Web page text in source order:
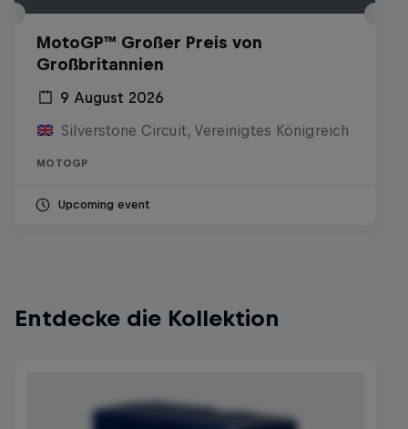
MotoGP™ Großer Preis von
Großbritannien
9 August 2026
Silverstone Circuit, Vereinigtes Königreich
MOTOGP
Upcoming event
Entdecke die Kollektion